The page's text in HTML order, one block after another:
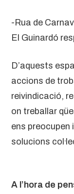
-Rua de
El Guinardó
D’aquests
accions de
reivindicació,
on treballar
ens preocupen
solucions
A l’hora de